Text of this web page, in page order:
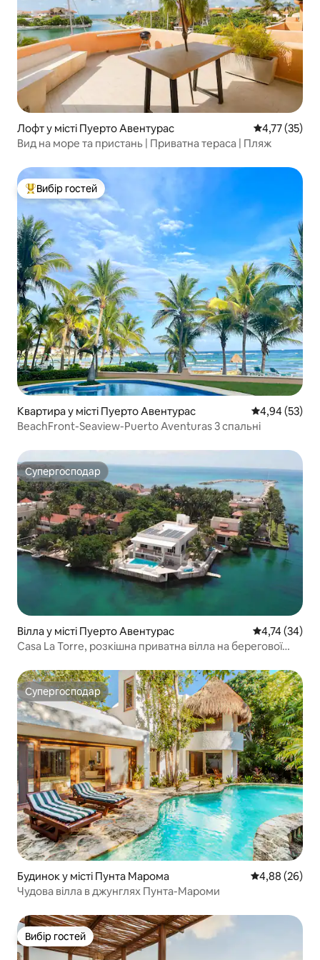
Лофт у місті Пуерто Авентурас Середня
4,77 (35)
Вид на море та пристань | Приватна тераса | Пляж
Топ вибір гостей
Вибір гостей
Квартира у місті Пуерто Авентурас Середня
4,94 (53)
BeachFront-Seaview-Puerto Aventuras 3 спальні
Супергосподар
Супергосподар
Вілла у місті Пуерто Авентурас Середня
4,74 (34)
Casa La Torre, розкішна приватна вілла на берегової
Супергосподар
Супергосподар
Будинок у місті Пунта Марома Середня
4,88 (26)
Чудова вілла в джунглях Пунта-Мароми
Вибір гостей
Вибір гостей